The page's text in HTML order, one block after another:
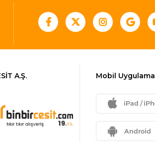
A.Ş. Mobil Uygulama